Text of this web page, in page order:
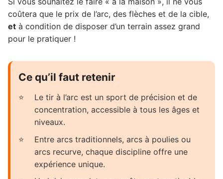
coûtera que le prix de l’arc, des flèches et de la cible,
et à condition de disposer d’un terrain assez grand
pour le pratiquer !
Ce qu’il faut retenir
Le tir à l’arc est un sport de précision et de
concentration, accessible à tous les âges et
niveaux.
Entre arcs traditionnels, arcs à poulies ou
arcs recurve, chaque discipline offre une
expérience unique.